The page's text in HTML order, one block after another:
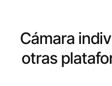
Cámara
otras